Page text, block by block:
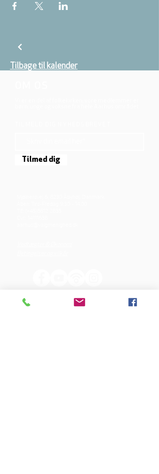
Tilbage til kalender
Tilmed dig
VORES SPONSORER